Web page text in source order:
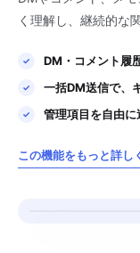
く理解し、継続的な
DM・コメント履
一括DM送信で、
管理項目を自由
この機能をもっと詳し